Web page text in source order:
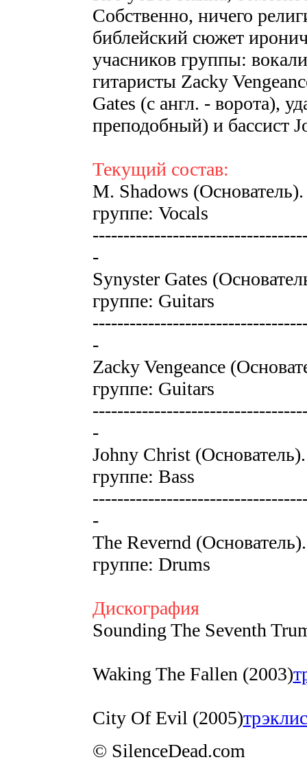
Собственно, ничего
библейский сюжет
учасников группы:
гитаристы Zacky
Gates (с англ. - ворота),
преподобный) и бассист
Текущий состав:
M. Shadows
группе: Vocals
-
Synyster Gates
группе: Guitars
-
Zacky Vengeance
группе: Guitars
-
Johny Christ
группе: Bass
-
The Revernd
группе: Drums
Дискография
Sounding The Seventh
Waking The Fallen (2003)
City Of Evil (2005)
© SilenceDead.com